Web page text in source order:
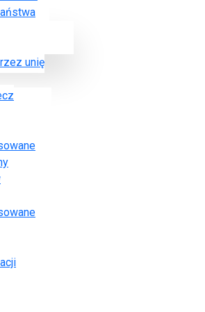
unię